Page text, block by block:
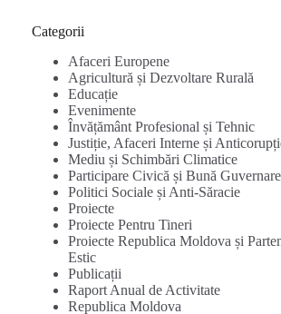
Categorii
Afaceri Europene
Agricultură și Dezvoltare Rurală
Educație
Evenimente
Învățământ Profesional și Tehnic
Justiție, Afaceri Interne și
Mediu și Schimbări Climatice
Participare Civică și Bună Guvernare
Politici Sociale și Anti-Săracie
Proiecte
Proiecte Pentru Tineri
Proiecte Republica Moldova și
Estic
Publicații
Raport Anual de Activitate
Republica Moldova